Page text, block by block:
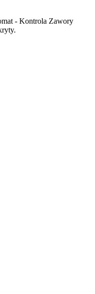
- Kontrola Zawory